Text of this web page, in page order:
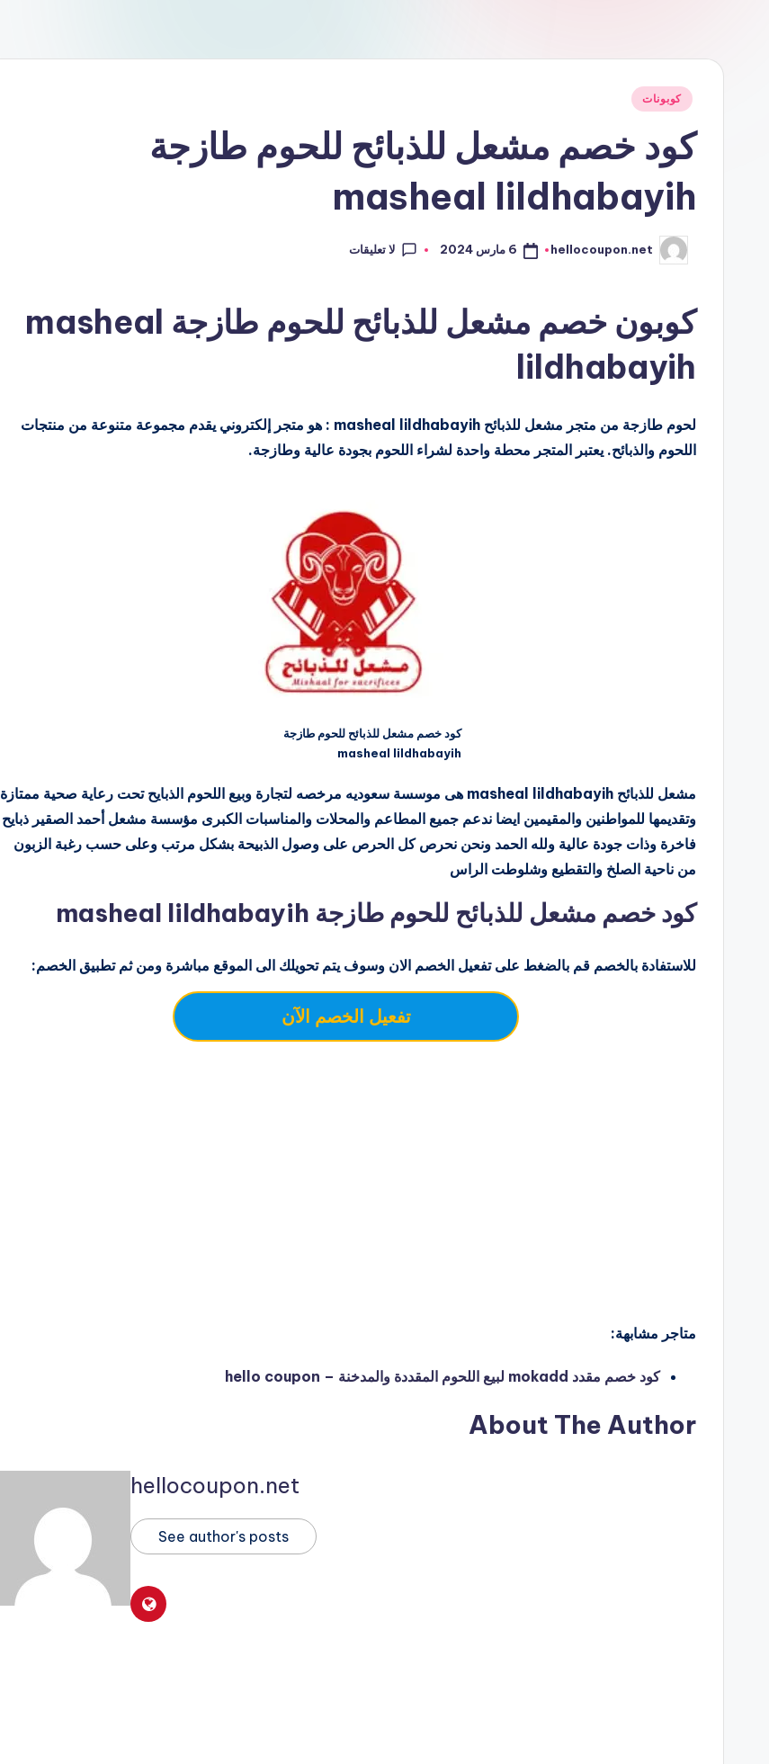
نُشركوبونات
كود خصم مشعل للذبائح للحوم طازجة
masheal lildhabayih
تمّ
النشر
hellocoupon.net 6 مارس 2024 لا تعليقات
كوبون خصم مشعل للذبائح للحوم طازجة masheal
lildhabayih
لحوم طازجة من متجر مشعل للذبائح masheal lildhabayih : هو متجر إلكتروني يقدم مجموعة متنوعة من منتجات
اللحوم والذبائح. يعتبر المتجر محطة واحدة لشراء اللحوم بجودة عالية وطازجة.
كود خصم مشعل للذبائح للحوم طازجة
masheal lildhabayih
مشعل للذبائح masheal lildhabayih هى موسسة سعوديه مرخصه لتجارة وبيع اللحوم الذبايح تحت رعاية صحية ممتازة
وتقديمها للمواطنين والمقيمين ايضا ندعم جميع المطاعم والمحلات والمناسبات الكبرى مؤسسة مشعل أحمد الصقير ذبايح
فاخرة وذات جودة عالية ولله الحمد ونحن نحرص كل الحرص على وصول الذبيحة بشكل مرتب وعلى حسب رغبة الزبون
من ناحية الصلخ والتقطيع وشلوطت الراس
كود خصم مشعل للذبائح للحوم طازجة masheal lildhabayih
للاستفادة بالخصم قم بالضغط على تفعيل الخصم الان وسوف يتم تحويلك الى الموقع مباشرة ومن ثم تطبيق الخصم:
تفعيل الخصم الآن
متاجر مشابهة:
كود خصم مقدد mokadd لبيع اللحوم المقددة والمدخنة – hello coupon
About The Author
hellocoupon.net
See author's posts